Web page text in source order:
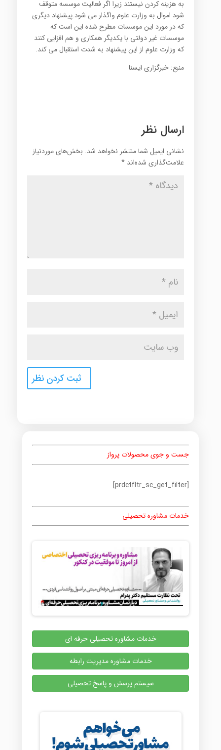
به هزینه کردن نیستند زیرا اگر فعالیت موسسه متوقف
شود اموال به وزارت علوم واگذار می شود.پیشنهاد دیگری
که در مورد این موسسات مطرح شده این است که
موسسات غیر دولتی با یکدیگر همکاری و هم افزایی کنند
که وزارت علوم از این پیشنهاد به شدت استقبال می کند.
منبع: خبرگزاری ایسنا
ارسال نظر
نشانی ایمیل شما منتشر نخواهد شد. بخش‌های موردنیاز
علامت‌گذاری شده‌اند *
جست و جوی محصولات پرواز
[prdctfltr_sc_get_filter]
خدمات مشاوره تحصیلی
خدمات مشاوره تحصیلی حرفه ای
خدمات مشاوره مدیریت رابطه
سیستم پرسش و پاسخ تحصیلی